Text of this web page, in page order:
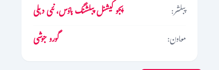
پبلشر:
ایجو کیشنل پبلشنگ ہاؤس، نئی دہلی
معاون:
گورو جوشی